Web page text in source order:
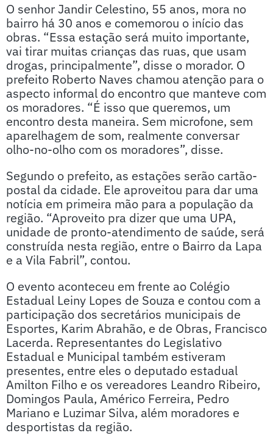
O senhor Jandir Celestino, 55 anos, mora no
bairro há 30 anos e comemorou o início das
obras. “Essa estação será muito importante,
vai tirar muitas crianças das ruas, que usam
drogas, principalmente”, disse o morador. O
prefeito Roberto Naves chamou atenção para o
aspecto informal do encontro que manteve com
os moradores. “É isso que queremos, um
encontro desta maneira. Sem microfone, sem
aparelhagem de som, realmente conversar
olho-no-olho com os moradores”, disse.
Segundo o prefeito, as estações serão cartão-
postal da cidade. Ele aproveitou para dar uma
notícia em primeira mão para a população da
região. “Aproveito pra dizer que uma UPA,
unidade de pronto-atendimento de saúde, será
construída nesta região, entre o Bairro da Lapa
e a Vila Fabril”, contou.
O evento aconteceu em frente ao Colégio
Estadual Leiny Lopes de Souza e contou com a
participação dos secretários municipais de
Esportes, Karim Abrahão, e de Obras, Francisco
Lacerda. Representantes do Legislativo
Estadual e Municipal também estiveram
presentes, entre eles o deputado estadual
Amilton Filho e os vereadores Leandro Ribeiro,
Domingos Paula, Américo Ferreira, Pedro
Mariano e Luzimar Silva, além moradores e
desportistas da região.